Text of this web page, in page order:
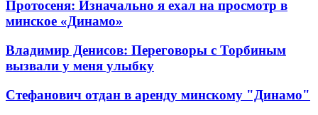
Протосеня: Изначально я ехал на просмотр в
минское «Динамо»
Владимир Денисов: Переговоры с Торбиным
вызвали у меня улыбку
Стефанович отдан в аренду минскому "Динамо"